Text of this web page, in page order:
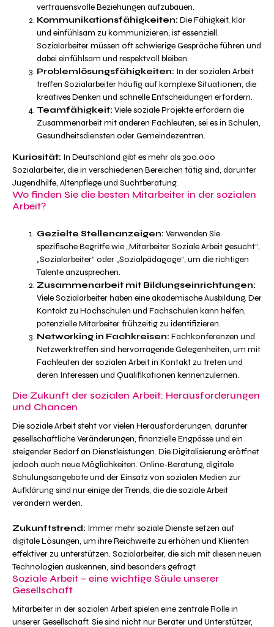
vertrauensvolle Beziehungen aufzubauen.
Kommunikationsfähigkeiten: Die Fähigkeit, klar
und einfühlsam zu kommunizieren, ist essenziell.
Sozialarbeiter müssen oft schwierige Gespräche führen und
dabei einfühlsam und respektvoll bleiben.
Problemlösungsfähigkeiten: In der sozialen Arbeit
treffen Sozialarbeiter häufig auf komplexe Situationen, die
kreatives Denken und schnelle Entscheidungen erfordern.
Teamfähigkeit: Viele soziale Projekte erfordern die
Zusammenarbeit mit anderen Fachleuten, sei es in Schulen,
Gesundheitsdiensten oder Gemeindezentren.
Kuriosität: In Deutschland gibt es mehr als 300.000
Sozialarbeiter, die in verschiedenen Bereichen tätig sind, darunter
Jugendhilfe, Altenpflege und Suchtberatung.
Wo finden Sie die besten Mitarbeiter in der sozialen
Arbeit?
Gezielte Stellenanzeigen: Verwenden Sie
spezifische Begriffe wie „Mitarbeiter Soziale Arbeit gesucht“,
„Sozialarbeiter“ oder „Sozialpädagoge“, um die richtigen
Talente anzusprechen.
Zusammenarbeit mit Bildungseinrichtungen:
Viele Sozialarbeiter haben eine akademische Ausbildung. Der
Kontakt zu Hochschulen und Fachschulen kann helfen,
potenzielle Mitarbeiter frühzeitig zu identifizieren.
Networking in Fachkreisen: Fachkonferenzen und
Netzwerktreffen sind hervorragende Gelegenheiten, um mit
Fachleuten der sozialen Arbeit in Kontakt zu treten und
deren Interessen und Qualifikationen kennenzulernen.
Die Zukunft der sozialen Arbeit: Herausforderungen
und Chancen
Die soziale Arbeit steht vor vielen Herausforderungen, darunter
gesellschaftliche Veränderungen, finanzielle Engpässe und ein
steigender Bedarf an Dienstleistungen. Die Digitalisierung eröffnet
jedoch auch neue Möglichkeiten. Online-Beratung, digitale
Schulungsangebote und der Einsatz von sozialen Medien zur
Aufklärung sind nur einige der Trends, die die soziale Arbeit
verändern werden.
Zukunftstrend: Immer mehr soziale Dienste setzen auf
digitale Lösungen, um ihre Reichweite zu erhöhen und Klienten
effektiver zu unterstützen. Sozialarbeiter, die sich mit diesen neuen
Technologien auskennen, sind besonders gefragt.
Soziale Arbeit – eine wichtige Säule unserer
Gesellschaft
Mitarbeiter in der sozialen Arbeit spielen eine zentrale Rolle in
unserer Gesellschaft. Sie sind nicht nur Berater und Unterstützer,